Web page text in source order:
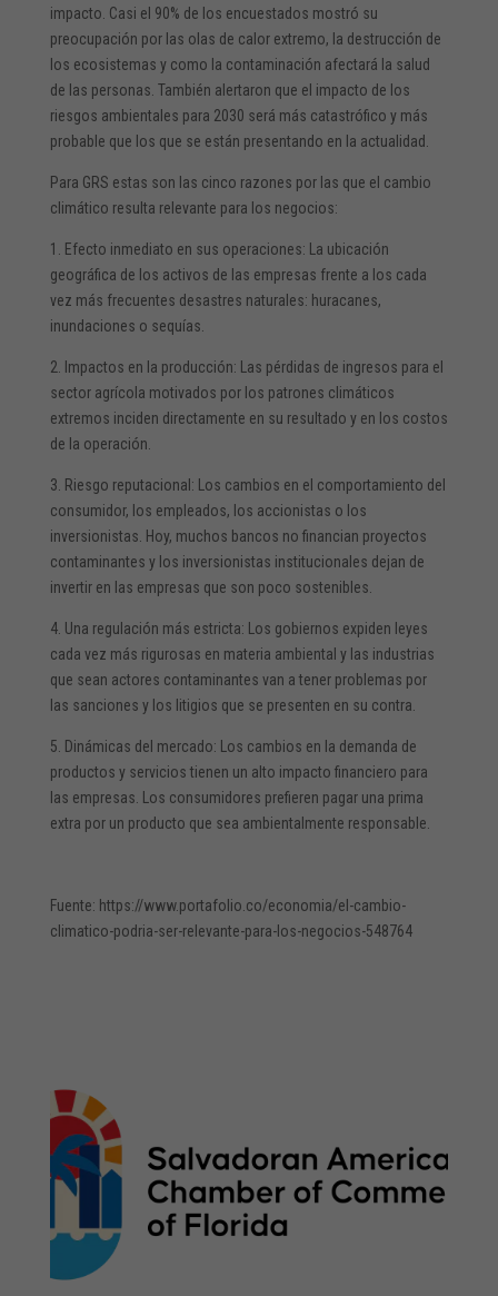
impacto. Casi el 90% de los encuestados mostró su
preocupación por las olas de calor extremo, la destrucción de
los ecosistemas y como la contaminación afectará la salud
de las personas. También alertaron que el impacto de los
riesgos ambientales para 2030 será más catastrófico y más
probable que los que se están presentando en la actualidad.
Para GRS estas son las cinco razones por las que el cambio
climático resulta relevante para los negocios:
1. Efecto inmediato en sus operaciones: La ubicación
geográfica de los activos de las empresas frente a los cada
vez más frecuentes desastres naturales: huracanes,
inundaciones o sequías.
2. Impactos en la producción: Las pérdidas de ingresos para el
sector agrícola motivados por los patrones climáticos
extremos inciden directamente en su resultado y en los costos
de la operación.
3. Riesgo reputacional: Los cambios en el comportamiento del
consumidor, los empleados, los accionistas o los
inversionistas. Hoy, muchos bancos no financian proyectos
contaminantes y los inversionistas institucionales dejan de
invertir en las empresas que son poco sostenibles.
4. Una regulación más estricta: Los gobiernos expiden leyes
cada vez más rigurosas en materia ambiental y las industrias
que sean actores contaminantes van a tener problemas por
las sanciones y los litigios que se presenten en su contra.
5. Dinámicas del mercado: Los cambios en la demanda de
productos y servicios tienen un alto impacto financiero para
las empresas. Los consumidores prefieren pagar una prima
extra por un producto que sea ambientalmente responsable.
Fuente: https://www.portafolio.co/economia/el-cambio-
climatico-podria-ser-relevante-para-los-negocios-548764